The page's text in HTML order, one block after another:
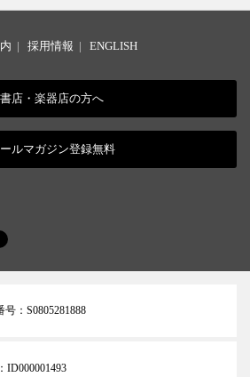
| 採用情報 | ENGLISH
書店・楽器店の方へ
ルマガジン登録無料
号： S0805281888
ID000001493